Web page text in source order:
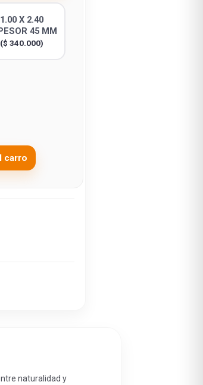
1.00 X 2.40
45 MM
($ 340.000)
carro
naturalidad y